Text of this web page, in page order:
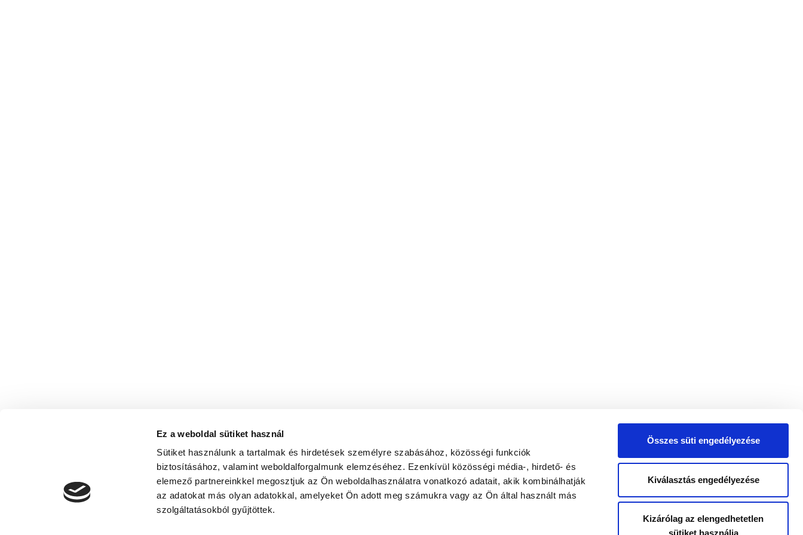
Ez a weboldal sütiket használ
Sütiket használunk a tartalmak és hirdetések személyre szabásához, közösségi funkciók
biztosításához, valamint weboldalforgalmunk elemzéséhez. Ezenkívül közösségi média-, hirdető- és
elemező partnereinkkel megosztjuk az Ön weboldalhasználatra vonatkozó adatait, akik kombinálhatják
az adatokat más olyan adatokkal, amelyeket Ön adott meg számukra vagy az Ön által használt más
szolgáltatásokból gyűjtöttek.
Összes süti engedélyezése
Kiválasztás engedélyezése
Kizárólag az elengedhetetlen
sütiket használja